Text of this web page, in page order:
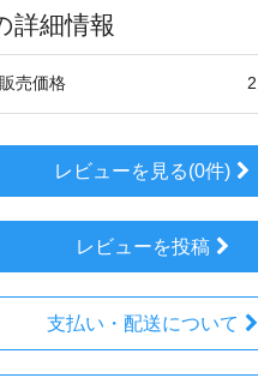
詳細情報
販売価格
レビューを見る(0件)
レビューを投稿
支払い・配送について